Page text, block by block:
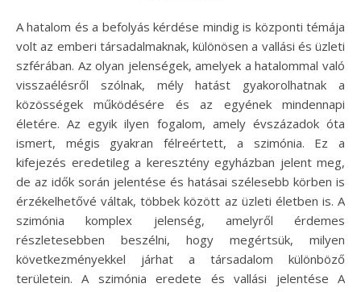
A hatalom és a befolyás kérdése mindig is központi témája
volt az emberi társadalmaknak, különösen a vallási és üzleti
szférában. Az olyan jelenségek, amelyek a hatalommal való
visszaélésről szólnak, mély hatást gyakorolhatnak a
közösségek működésére és az egyének mindennapi
életére. Az egyik ilyen fogalom, amely évszázadok óta
ismert, mégis gyakran félreértett, a szimónia. Ez a
kifejezés eredetileg a keresztény egyházban jelent meg,
de az idők során jelentése és hatásai szélesebb körben is
érzékelhetővé váltak, többek között az üzleti életben is. A
szimónia komplex jelenség, amelyről érdemes
részletesebben beszélni, hogy megértsük, milyen
következményekkel járhat a társadalom különböző
területein. A szimónia eredete és vallási jelentése A